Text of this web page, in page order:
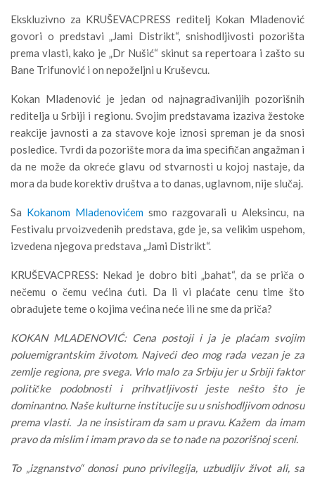
Ekskluzivno za KRUŠEVACPRESS reditelj Kokan Mladenović
govori o predstavi „Jami Distrikt“, snishodljivosti pozorišta
prema vlasti, kako je „Dr Nušić“ skinut sa repertoara i zašto su
Bane Trifunović i on nepoželjni u Kruševcu.
Kokan Mladenović je jedan od najnagrađivanijih pozorišnih
reditelja u Srbiji i regionu. Svojim predstavama izaziva žestoke
reakcije javnosti a za stavove koje iznosi spreman je da snosi
posledice. Tvrdi da pozorište mora da ima specifičan angažman i
da ne može da okreće glavu od stvarnosti u kojoj nastaje, da
mora da bude korektiv društva a to danas, uglavnom, nije slučaj.
Sa Kokanom Mladenovićem smo razgovarali u Aleksincu, na
Festivalu prvoizvedenih predstava, gde je, sa velikim uspehom,
izvedena njegova predstava „Jami Distrikt“.
KRUŠEVACPRESS: Nekad je dobro biti „bahat“, da se priča o
nečemu o čemu većina ćuti. Da li vi plaćate cenu time što
obrađujete teme o kojima većina neće ili ne sme da priča?
KOKAN MLADENOVIĆ: Cena postoji i ja je plaćam svojim
poluemigrantskim životom. Najveći deo mog rada vezan je za
zemlje regiona, pre svega. Vrlo malo za Srbiju jer u Srbiji faktor
političke podobnosti i prihvatljivosti jeste nešto što je
dominantno. Naše kulturne institucije su u snishodljivom odnosu
prema vlasti. Ja ne insistiram da sam u pravu. Kažem da imam
pravo da mislim i imam pravo da se to nađe na pozorišnoj sceni.
To „izgnanstvo“ donosi puno privilegija, uzbudljiv život ali, sa